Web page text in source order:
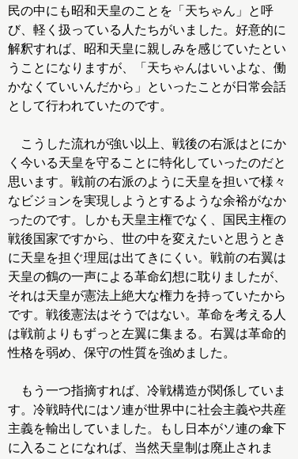
民の中にも昭和天皇のことを「天ちゃん」と呼
び、軽く扱っている人たちがいました。好意的に
解釈すれば、昭和天皇に親しみを感じていたとい
うことになりますが、「天ちゃんはいいよな、働
かなくていいんだから」といったことが日常会話
として行われていたのです。
こうした流れが強い以上、戦後の右派はとにか
く今いる天皇を守ることに特化していったのだと
思います。戦前の右派のように天皇を担いで様々
なビジョンを実現しようとするような余裕がなか
ったのです。しかも天皇主権でなく、国民主権の
戦後国家ですから、世の中を変えたいと思うとき
に天皇を担ぐ理屈は出てきにくい。戦前の右翼は
天皇の鶴の一声による革命幻想に耽りましたが、
それは天皇が憲法上絶大な権力を持っていたから
です。戦後憲法はそうではない。革命を考える人
は戦前よりもずっと左翼に集まる。右翼は革命的
性格を弱め、保守の性質を強めました。
もう一つ指摘すれば、冷戦構造が関係していま
す。冷戦時代にはソ連が世界中に社会主義や共産
主義を輸出していました。もし日本がソ連の傘下
に入ることになれば、当然天皇制は廃止されま